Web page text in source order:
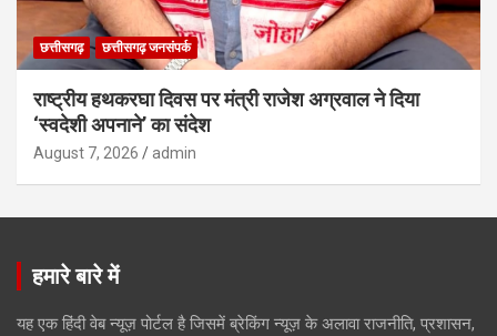
छत्तीसगढ़ छत्तीसगढ़ जनसंपर्क
राष्ट्रीय हथकरघा दिवस पर मंत्री राजेश अग्रवाल ने दिया
‘स्वदेशी अपनाने’ का संदेश
August 7, 2026 admin
हमारे बारे में
यह एक हिंदी वेब न्यूज़ पोर्टल है जिसमें ब्रेकिंग न्यूज़ के अलावा राजनीति, प्रशासन,